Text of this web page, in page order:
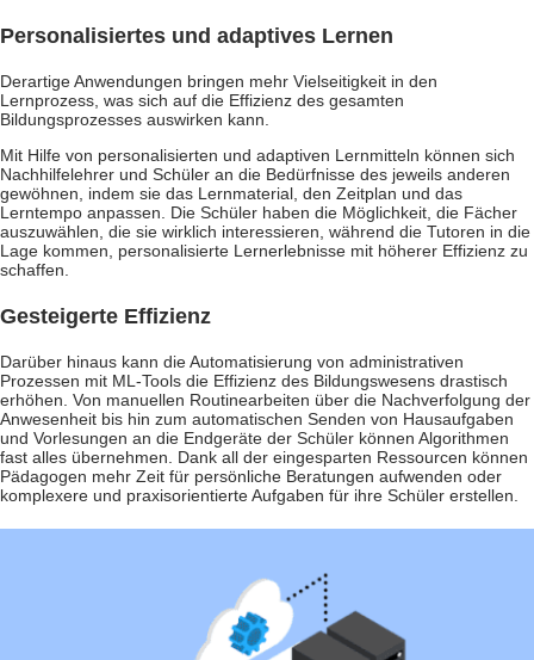
Personalisiertes und adaptives Lernen
Derartige Anwendungen bringen mehr Vielseitigkeit in den
Lernprozess, was sich auf die Effizienz des gesamten
Bildungsprozesses auswirken kann.
Mit Hilfe von personalisierten und adaptiven Lernmitteln können sich
Nachhilfelehrer und Schüler an die Bedürfnisse des jeweils anderen
gewöhnen, indem sie das Lernmaterial, den Zeitplan und das
Lerntempo anpassen. Die Schüler haben die Möglichkeit, die Fächer
auszuwählen, die sie wirklich interessieren, während die Tutoren in die
Lage kommen, personalisierte Lernerlebnisse mit höherer Effizienz zu
schaffen.
Gesteigerte Effizienz
Darüber hinaus kann die Automatisierung von administrativen
Prozessen mit ML-Tools die Effizienz des Bildungswesens drastisch
erhöhen. Von manuellen Routinearbeiten über die Nachverfolgung der
Anwesenheit bis hin zum automatischen Senden von Hausaufgaben
und Vorlesungen an die Endgeräte der Schüler können Algorithmen
fast alles übernehmen. Dank all der eingesparten Ressourcen können
Pädagogen mehr Zeit für persönliche Beratungen aufwenden oder
komplexere und praxisorientierte Aufgaben für ihre Schüler erstellen.